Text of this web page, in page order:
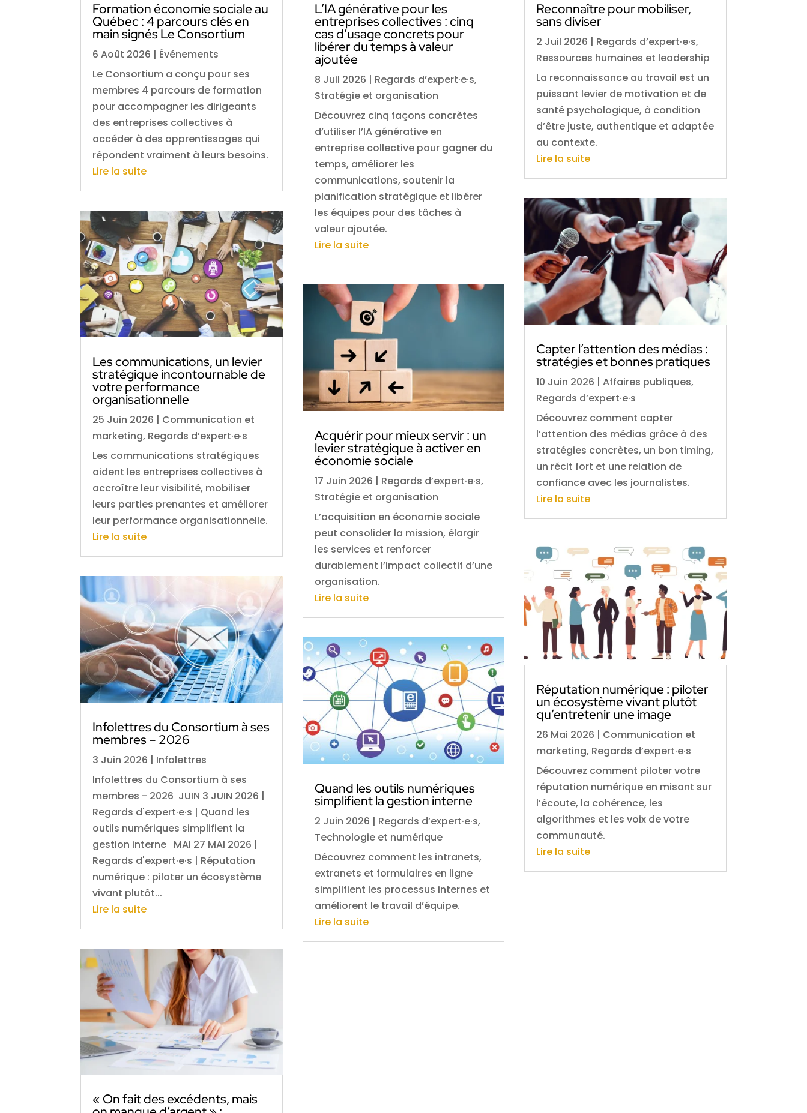
Formation économie sociale au
Québec : 4 parcours clés en
main signés Le Consortium
6 Août 2026 | Événements
Le Consortium a conçu pour ses
membres 4 parcours de formation
pour accompagner les dirigeants
des entreprises collectives à
accéder à des apprentissages qui
répondent vraiment à leurs besoins.
Lire la suite
Les communications, un levier
stratégique incontournable de
votre performance
organisationnelle
25 Juin 2026 | Communication et
marketing, Regards d’expert·e·s
Les communications stratégiques
aident les entreprises collectives à
accroître leur visibilité, mobiliser
leurs parties prenantes et améliorer
leur performance organisationnelle.
Lire la suite
Infolettres du Consortium à ses
membres – 2026
3 Juin 2026 | Infolettres
Infolettres du Consortium à ses
membres - 2026 JUIN 3 JUIN 2026 |
Regards d'expert·e·s | Quand les
outils numériques simplifient la
gestion interne MAI 27 MAI 2026 |
Regards d'expert·e·s | Réputation
numérique : piloter un écosystème
vivant plutôt...
Lire la suite
« On fait des excédents, mais
L’IA générative pour les
entreprises collectives : cinq
cas d’usage concrets pour
libérer du temps à valeur
ajoutée
8 Juil 2026 | Regards d’expert·e·s,
Stratégie et organisation
Découvrez cinq façons concrètes
d’utiliser l’IA générative en
entreprise collective pour gagner du
temps, améliorer les
communications, soutenir la
planification stratégique et libérer
les équipes pour des tâches à
valeur ajoutée.
Lire la suite
Acquérir pour mieux servir : un
levier stratégique à activer en
économie sociale
17 Juin 2026 | Regards d’expert·e·s,
Stratégie et organisation
L’acquisition en économie sociale
peut consolider la mission, élargir
les services et renforcer
durablement l’impact collectif d’une
organisation.
Lire la suite
Quand les outils numériques
simplifient la gestion interne
2 Juin 2026 | Regards d’expert·e·s,
Technologie et numérique
Découvrez comment les intranets,
extranets et formulaires en ligne
simplifient les processus internes et
améliorent le travail d’équipe.
Lire la suite
Reconnaître pour mobiliser,
sans diviser
2 Juil 2026 | Regards d’expert·e·s,
Ressources humaines et leadership
La reconnaissance au travail est un
puissant levier de motivation et de
santé psychologique, à condition
d’être juste, authentique et adaptée
au contexte.
Lire la suite
Capter l’attention des médias :
stratégies et bonnes pratiques
10 Juin 2026 | Affaires publiques,
Regards d’expert·e·s
Découvrez comment capter
l’attention des médias grâce à des
stratégies concrètes, un bon timing,
un récit fort et une relation de
confiance avec les journalistes.
Lire la suite
Réputation numérique : piloter
un écosystème vivant plutôt
qu’entretenir une image
26 Mai 2026 | Communication et
marketing, Regards d’expert·e·s
Découvrez comment piloter votre
réputation numérique en misant sur
l’écoute, la cohérence, les
algorithmes et les voix de votre
communauté.
Lire la suite